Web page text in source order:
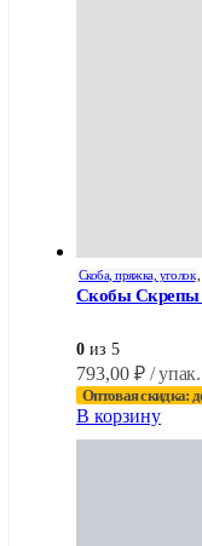
Скоба, пряжка, уголок
Скобы Скрепы
0 из 5
793,00 ₽ / упак.
Оптовая скидка:
В корзину